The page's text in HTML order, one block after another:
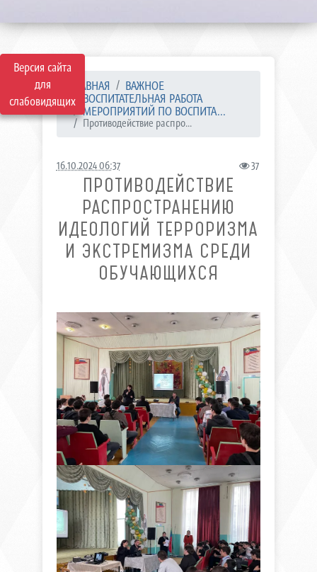
Версия сайта
для
слабовидящих
ГЛАВНАЯ
ВАЖНОЕ
ВОСПИТАТЕЛЬНАЯ РАБОТА
МЕРОПРИЯТИЙ ПО ВОСПИТА...
Противодействие распро...
16.10.2024 06:37 37
ПРОТИВОДЕЙСТВИЕ
РАСПРОСТРАНЕНИЮ
ИДЕОЛОГИЙ ТЕРРОРИЗМА
И ЭКСТРЕМИЗМА СРЕДИ
ОБУЧАЮЩИХСЯ